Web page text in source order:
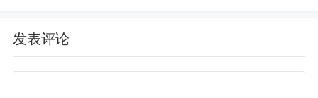
发表评论